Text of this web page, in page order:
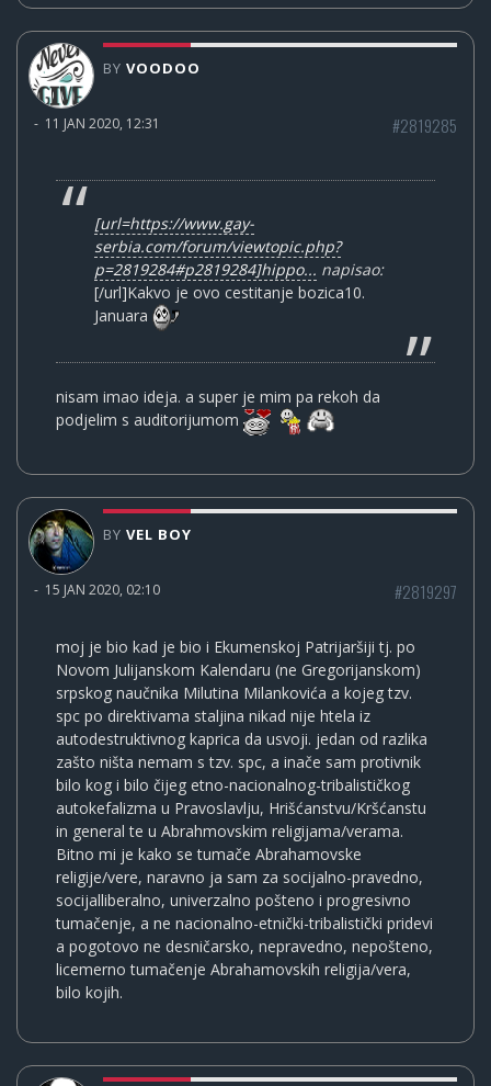
BY VOODOO
- 11 JAN 2020, 12:31 #2819285
[url=https://www.gay-
serbia.com/forum/viewtopic.php?
p=2819284#p2819284]hippo... napisao:
[/url]Kakvo je ovo cestitanje bozica10.
Januara
nisam imao ideja. a super je mim pa rekoh da
podjelim s auditorijumom
BY VEL BOY
- 15 JAN 2020, 02:10 #2819297
moj je bio kad je bio i Ekumenskoj Patrijaršiji tj. po
Novom Julijanskom Kalendaru (ne Gregorijanskom)
srpskog naučnika Milutina Milankovića a kojeg tzv.
spc po direktivama staljina nikad nije htela iz
autodestruktivnog kaprica da usvoji. jedan od razlika
zašto ništa nemam s tzv. spc, a inače sam protivnik
bilo kog i bilo čijeg etno-nacionalnog-tribalističkog
autokefalizma u Pravoslavlju, Hrišćanstvu/Kršćanstu
in general te u Abrahmovskim religijama/verama.
Bitno mi je kako se tumače Abrahamovske
religije/vere, naravno ja sam za socijalno-pravedno,
socijalliberalno, univerzalno pošteno i progresivno
tumačenje, a ne nacionalno-etnički-tribalistički pridevi
a pogotovo ne desničarsko, nepravedno, nepošteno,
licemerno tumačenje Abrahamovskih religija/vera,
bilo kojih.